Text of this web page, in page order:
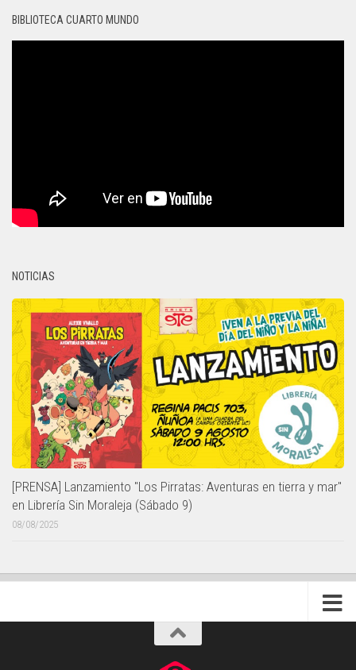
BIBLIOTECA CUARTO MUNDO
NOTICIAS
[PRENSA] Lanzamiento "Los Pirratas: Aventuras en tierra y mar"
en Librería Sin Moraleja (Sábado 9)
08/08/2025